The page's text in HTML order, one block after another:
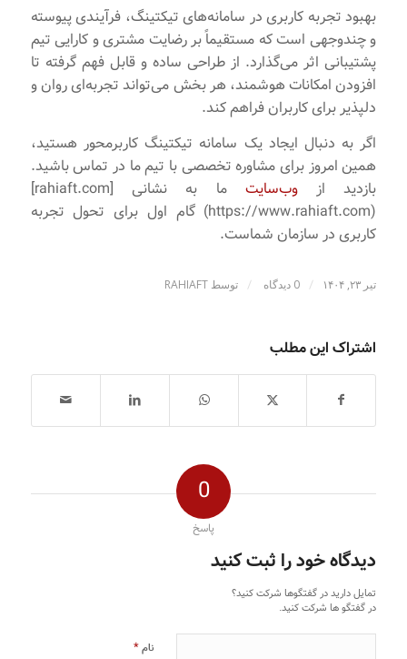
بهبود تجربه کاربری در سامانه‌های تیکتینگ، فرآیندی پیوسته
و چندوجهی است که مستقیماً بر رضایت مشتری و کارایی تیم
پشتیبانی اثر می‌گذارد. از طراحی ساده و قابل فهم گرفته تا
افزودن امکانات هوشمند، هر بخش می‌تواند تجربه‌ای روان و
دلپذیر برای کاربران فراهم کند.
اگر به دنبال ایجاد یک سامانه تیکتینگ کاربرمحور هستید،
همین امروز برای مشاوره تخصصی با تیم ما در تماس باشید.
بازدید ازوب‌سایت
ما به نشانی [rahiaft.com]
(https://www.rahiaft.com) گام اول برای تحول تجربه
کاربری در سازمان شماست.
تیر ۲۳, ۱۴۰۴ / 0 دیدگاه / توسط RAHIAFT
اشتراک این مطلب
0
پاسخ
دیدگاه خود را ثبت کنید
تمایل دارید در گفتگوها شرکت کنید؟
در گفتگو ها شرکت کنید.
نام*